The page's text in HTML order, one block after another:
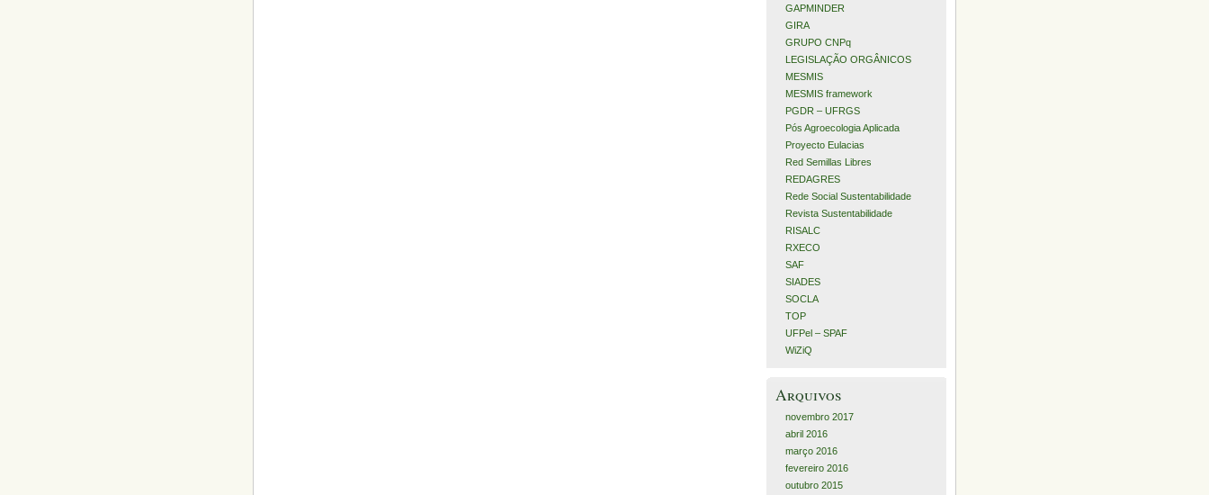
GAPMINDER
GIRA
GRUPO CNPq
LEGISLAÇÃO ORGÂNICOS
MESMIS
MESMIS framework
PGDR – UFRGS
Pós Agroecologia Aplicada
Proyecto Eulacias
Red Semillas Libres
REDAGRES
Rede Social Sustentabilidade
Revista Sustentabilidade
RISALC
RXECO
SAF
SIADES
SOCLA
TOP
UFPel – SPAF
WiZiQ
Arquivos
novembro 2017
abril 2016
março 2016
fevereiro 2016
outubro 2015